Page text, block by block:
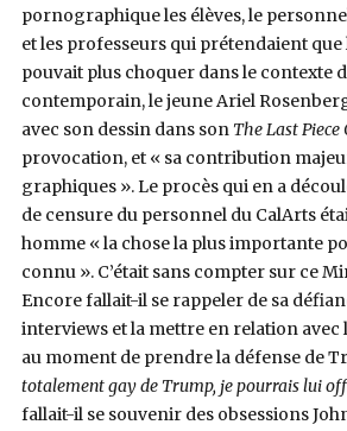
pornographique les élèves, le
et les professeurs qui prétendaient
pouvait plus choquer dans le contexte
contemporain, le jeune Ariel
avec son dessin dans son The Last Piece
provocation, et « sa contribution
graphiques ». Le procès qui en a
de censure du personnel du CalArts
homme « la chose la plus importante
connu ». C’était sans compter sur ce
Encore fallait-il se rappeler de sa
interviews et la mettre en relation
au moment de prendre la défense de
totalement gay de Trump, je pourrais lui
fallait-il se souvenir des obsessions